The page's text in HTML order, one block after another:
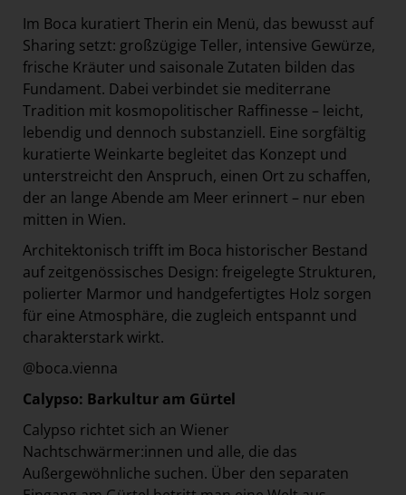
Im Boca kuratiert Therin ein Menü, das bewusst auf
Sharing setzt: großzügige Teller, intensive Gewürze,
frische Kräuter und saisonale Zutaten bilden das
Fundament. Dabei verbindet sie mediterrane
Tradition mit kosmopolitischer Raffinesse – leicht,
lebendig und dennoch substanziell. Eine sorgfältig
kuratierte Weinkarte begleitet das Konzept und
unterstreicht den Anspruch, einen Ort zu schaffen,
der an lange Abende am Meer erinnert – nur eben
mitten in Wien.
Architektonisch trifft im Boca historischer Bestand
auf zeitgenössisches Design: freigelegte Strukturen,
polierter Marmor und handgefertigtes Holz sorgen
für eine Atmosphäre, die zugleich entspannt und
charakterstark wirkt.
@boca.vienna
Calypso: Barkultur am Gürtel
Calypso richtet sich an Wiener
Nachtschwärmer:innen und alle, die das
Außergewöhnliche suchen. Über den separaten